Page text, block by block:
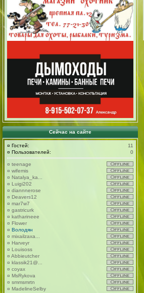
Сейчас на сайте
¤ Гостей:
11
¤ Пользователей: 0
¤ teenage
¤ wifemis
¤ Natalya_ka...
¤ Luigi202
¤ diannnerose
¤ Deavers12
¤ mar7w7
¤ gastricurk
¤ katharineee
¤ Flower
¤ Володян
¤ mixailzaxa...
¤ Harveyr
¤ Louisoss
¤ Abbieutcher
¤ klassik21@...
¤ coyax
¤ MsRykova
¤ smmsmrtn
¤ MadelineSelby